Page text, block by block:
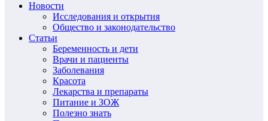
Новости
Исследования и открытия
Общество и законодательство
Статьи
Беременность и дети
Врачи и пациенты
Заболевания
Красота
Лекарства и препараты
Питание и ЗОЖ
Полезно знать